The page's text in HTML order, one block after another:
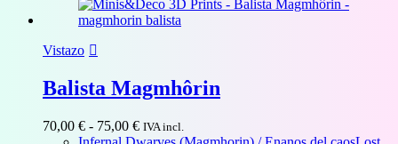
Vistazo
Balista Magmhôrin
70,00 € - 75,00 €Rango
IVA incl.